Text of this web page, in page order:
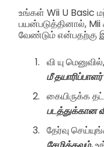
உங்கள் Wii U Basic
பயன்படுத்தினால், Mii
வேண்டும் என்பதற்கு
வி யு
மீ தயாரிப்பாளர்
கையிருக்க
படத்துக்கான
தேர்வு